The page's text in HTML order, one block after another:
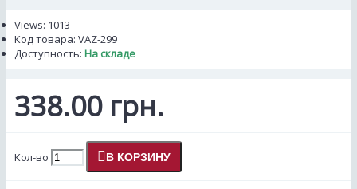
Views: 1013
Код товара: VAZ-299
Доступность: На складе
338.00 грн.
Кол-во В КОРЗИНУ